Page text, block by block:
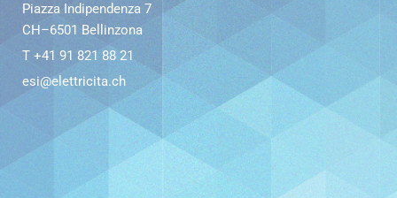
Piazza Indipendenza 7
CH–6501 Bellinzona
T +41 91 821 88 21
esi@elettricita.ch